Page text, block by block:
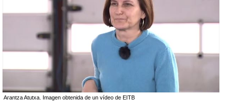
Arantza Atutxa. Imagen obtenida de un vídeo de EITB